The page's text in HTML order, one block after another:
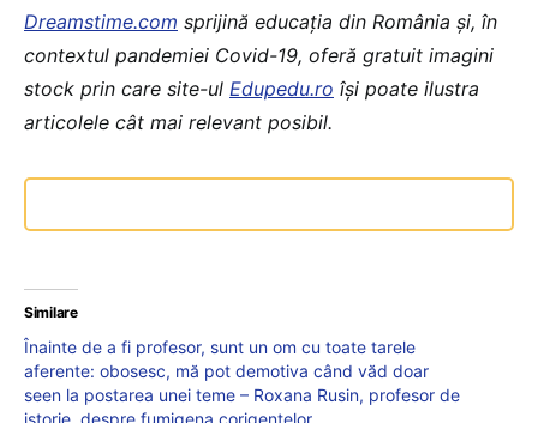
Dreamstime.com sprijină educaţia din România şi, în
contextul pandemiei Covid-19, oferă gratuit imagini
stock prin care site-ul Edupedu.ro îşi poate ilustra
articolele cât mai relevant posibil.
Similare
Înainte de a fi profesor, sunt un om cu toate tarele
aferente: obosesc, mă pot demotiva când văd doar
seen la postarea unei teme – Roxana Rusin, profesor de
istorie, despre fumigena corigențelor